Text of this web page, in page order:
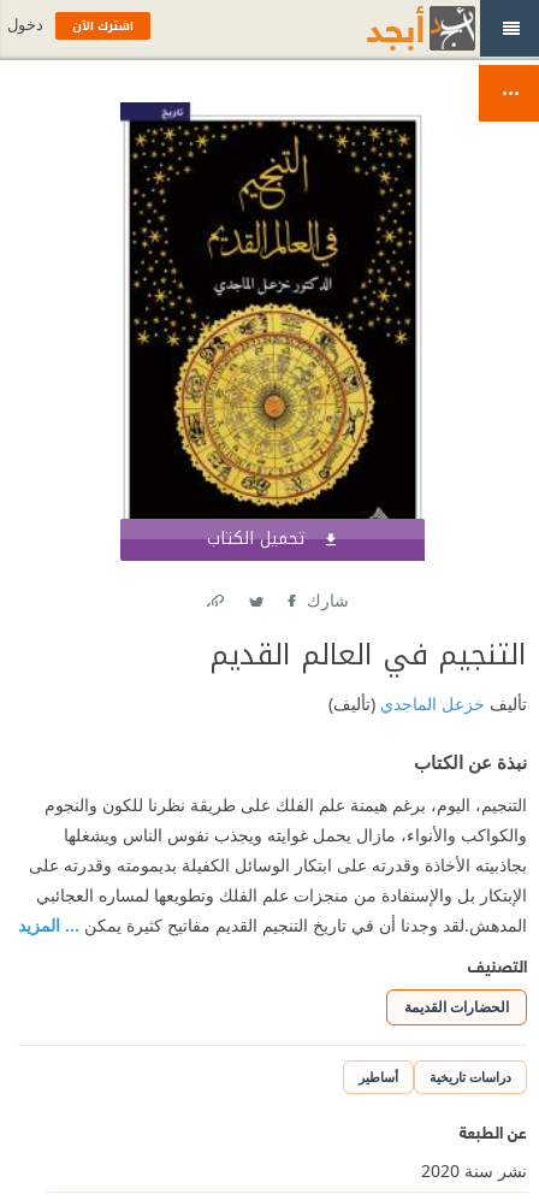
تحميل الكتاب
شارك
التنجيم في العالم القديم
تأليف خزعل الماجدي (تأليف)
نبذة عن الكتاب
التنجيم، اليوم، برغم هيمنة علم الفلك على طريقة نظرنا للكون والنجوم
والكواكب والأنواء، مازال يحمل غوايته ويجذب نفوس الناس ويشغلها
بجاذبيته الأخاذة وقدرته على ابتكار الوسائل الكفيلة بديمومته وقدرته على
الإبتكار بل والإستفادة من منجزات علم الفلك وتطويعها لمساره العجائبي
المدهش.لقد وجدنا أن في تاريخ التنجيم القديم مفاتيح كثيرة يمكن ... المزيد
التصنيف
الحضارات القديمة
دراسات تاريخية أساطير
عن الطبعة
نشر سنة 2020
اشترك الآن دخول